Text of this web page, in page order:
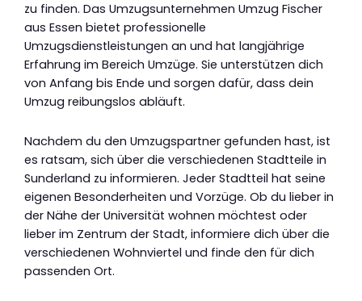
zu finden. Das Umzugsunternehmen Umzug Fischer
aus Essen bietet professionelle
Umzugsdienstleistungen an und hat langjährige
Erfahrung im Bereich Umzüge. Sie unterstützen dich
von Anfang bis Ende und sorgen dafür, dass dein
Umzug reibungslos abläuft.
Nachdem du den Umzugspartner gefunden hast, ist
es ratsam, sich über die verschiedenen Stadtteile in
Sunderland zu informieren. Jeder Stadtteil hat seine
eigenen Besonderheiten und Vorzüge. Ob du lieber in
der Nähe der Universität wohnen möchtest oder
lieber im Zentrum der Stadt, informiere dich über die
verschiedenen Wohnviertel und finde den für dich
passenden Ort.